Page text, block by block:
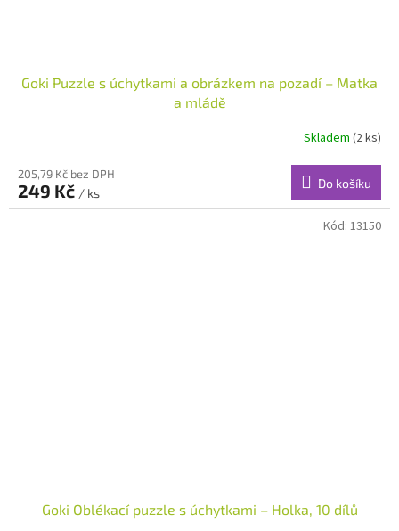
Goki Puzzle s úchytkami a obrázkem na pozadí – Matka
a mládě
Skladem (2 ks)
205,79 Kč bez DPH
249 Kč / ks
Do košíku
Goki Oblékací puzzle s úchytkami – Holka, 10 dílů
Kód: 13150